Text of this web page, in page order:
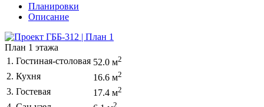
Планировки
Описание
План 1 этажа
1. Гостиная-столовая 52.0 м2
2. Кухня 16.6 м2
3. Гостевая 17.4 м2
2